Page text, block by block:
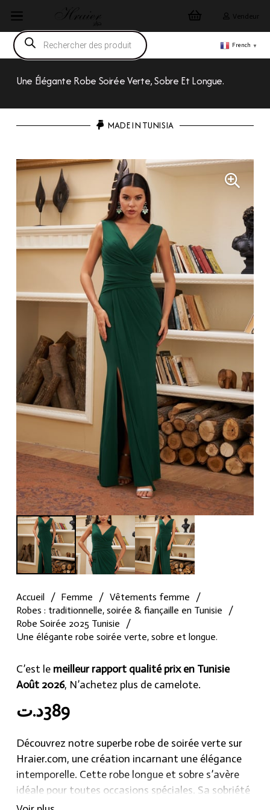
Vendeur
Recherche
de
produits
French ▼
Une Élégante Robe Soirée Verte, Sobre Et Longue.
MADE IN TUNISIA
Accueil / Femme / Vêtements femme
/
Robes : traditionnelle, soirée & fiançaille en Tunisie
/
Robe Soirée 2025 Tunisie
/
Une élégante robe soirée verte, sobre et longue.
C’est le meilleur rapport qualité prix en Tunisie
Août 2026, N’achetez plus de camelote.
389د.ت
Découvrez notre superbe robe de soirée verte sur
Hraier.com, une création incarnant une élégance
intemporelle. Cette robe longue et sobre s’avère
idéale pour toutes occasions spéciales. Sa sobriété
raffinée en fait une pièce versatile qui vous